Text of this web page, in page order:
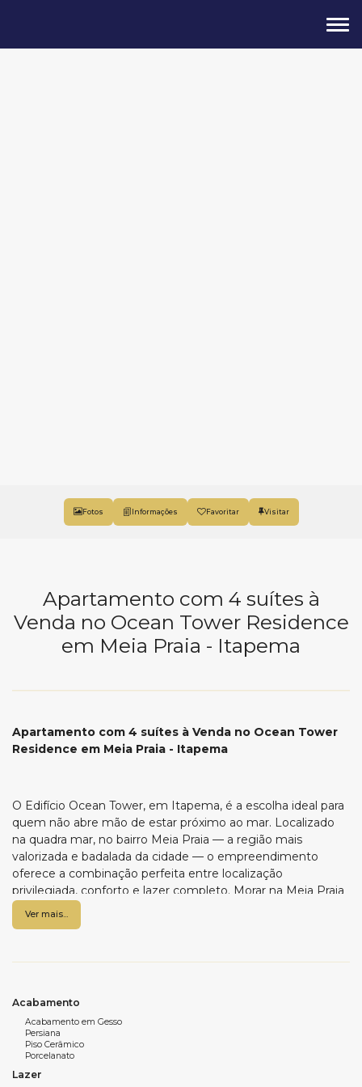
Fotos Favoritar
Apartamento com 4 suítes à
Venda no Ocean Tower Residence
em Meia Praia - Itapema
Apartamento com 4 suítes à Venda no Ocean Tower
Residence em Meia Praia - Itapema
O Edifício Ocean Tower, em Itapema, é a escolha ideal para
quem não abre mão de estar próximo ao mar. Localizado
na quadra mar, no bairro Meia Praia — a região mais
valorizada e badalada da cidade — o empreendimento
oferece a combinação perfeita entre localização
privilegiada, conforto e lazer completo. Morar na Meia Praia
é estar cercado por uma infraestrutura completa, com
mercados, farmácias, lojas, bares e restaurantes que tornam
Para quem prefere aproveitar o tempo sem sair do
condomínio, o Ocean Tower oferece uma estrutura de lazer
completa, com salão para eventos, sala de jogos, piscina,
sauna, spa, espaço gourmet, cinema, espaço fitness,
Ver mais...
Acabamento
Acabamento em Gesso
Persiana
Piso Cerâmico
Porcelanato
Lazer